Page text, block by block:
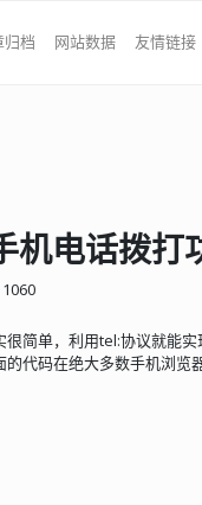
归档 网站数据 友情链接
机电话拨打
1060
简单，利用tel:协议就能
代码在绝大多数手机浏览